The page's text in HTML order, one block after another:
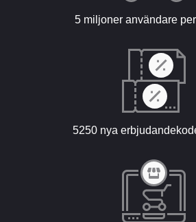
5 miljoner användare
5250 nya